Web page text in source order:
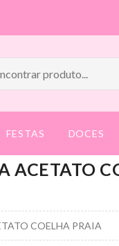
FESTAS DOCES
ACETATO
COELHA PRAIA